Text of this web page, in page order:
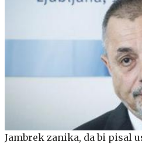
Jambrek zanika, da bi pisal